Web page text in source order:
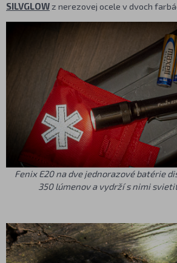
SILVGLOWz nerezovej ocele v dvoch
Fenix E20 na dve jednorazové batérie
350 lúmenov a vydrží s nimi